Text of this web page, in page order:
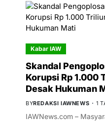
Kabar IAW
Skandal
Korupsi Rp 1.000
Desak Hukuman
BYREDAKSI IAWNEWS 1
IAWNews.com –